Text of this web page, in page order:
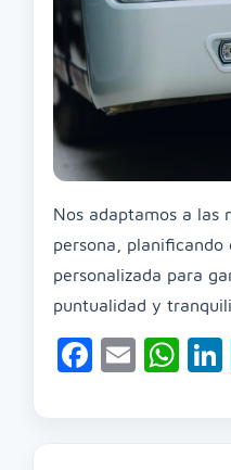
Nos adaptamos a las
persona,
personalizada para
puntualidad y
Email